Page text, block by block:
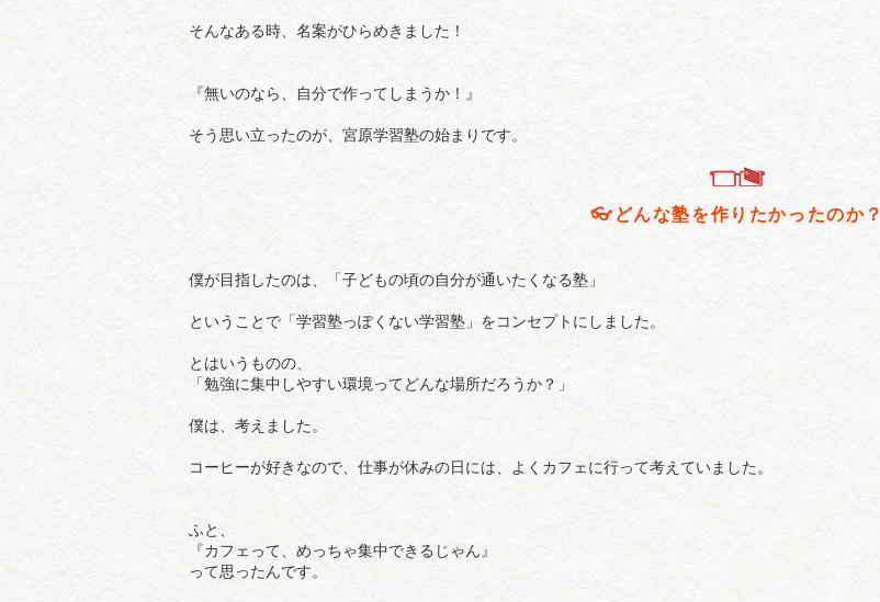
そんなある時、名案がひらめきました！
『無いのなら、自分で作ってしまうか！』
そう思い立ったのが、宮原学習塾の始まりです。
👓️どんな塾を作りたかったのか？
僕が目指したのは、「子どもの頃の自分が通いたくなる塾」
ということで「学習塾っぽくない学習塾」をコンセプトにしました。
とはいうものの、
「勉強に集中しやすい環境ってどんな場所だろうか？」
僕は、考えました。
コーヒーが好きなので、仕事が休みの日には、よくカフェに行って考えていました。
ふと、
『カフェって、めっちゃ集中できるじゃん』
って思ったんです。